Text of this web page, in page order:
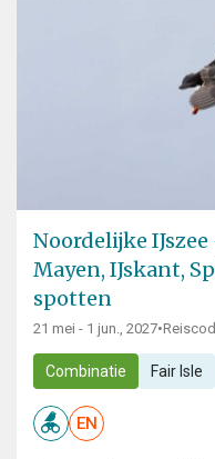
Noordelijke
Mayen, IJskant,
spotten
21 mei - 1 jun., 2027•
Combinatie Fair Isle
EN